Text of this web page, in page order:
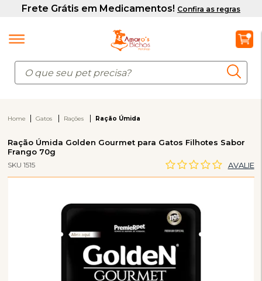
Home Gatos Rações Ração Úmida
Ração Úmida Golden Gourmet para Gatos Filhotes Sabor
Frango 70g
SKU 1515 AVALIE